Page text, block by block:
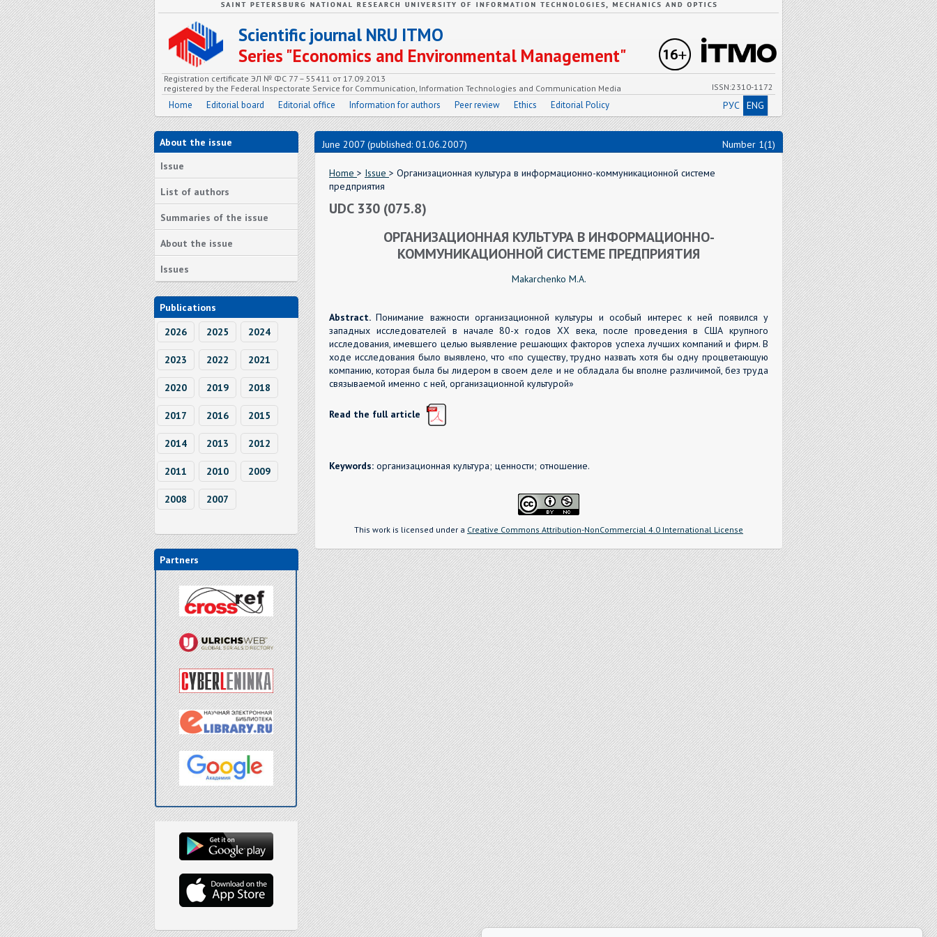
Scientific journal NRU ITMO
Series "Economics and Environmental Management"
Registration certificate ЭЛ № ФС 77 – 55411 от 17.09.2013
registered by the Federal Inspectorate Service for Communication, Information Technologies and Communication Media
ISSN:2310-1172
Home Editorial board Editorial office Information for authors Peer review Ethics Editorial Policy РУС ENG
About the issue
Issue
List of authors
Summaries of the issue
About the issue
Issues
Publications
2026
2025 2024
2023 2022 2021
2020 2019 2018
2017 2016 2015
2014 2013 2012
2011 2010 2009
2008 2007
Partners
June 2007 (published: 01.06.2007) Number 1(1)
Home > Issue > Организационная культура в информационно-коммуникационной системе
предприятия
UDC 330 (075.8)
ОРГАНИЗАЦИОННАЯ КУЛЬТУРА В ИНФОРМАЦИОННО-
КОММУНИКАЦИОННОЙ СИСТЕМЕ ПРЕДПРИЯТИЯ
Makarchenko M.A.
Abstract.Понимание важности организационной культуры и особый интерес к ней появился у
западных исследователей в начале 80-х годов ХХ века, после проведения в США крупного
исследования, имевшего целью выявление решающих факторов успеха лучших компаний и фирм. В
ходе исследования было выявлено, что «по существу, трудно назвать хотя бы одну процветающую
компанию, которая была бы лидером в своем деле и не обладала бы вполне различимой, без труда
связываемой именно с ней, организационной культурой»
Read the full article
Keywords: организационная культура; ценности; отношение.
This work is licensed under a Creative Commons Attribution-NonCommercial 4.0 International License